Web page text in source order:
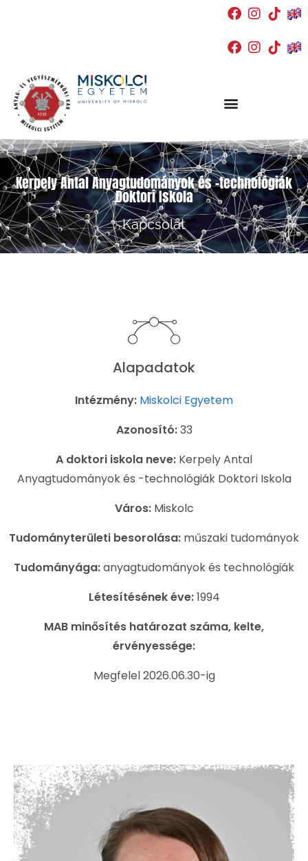
Kerpely Antal Anyagtudományok és -technológiák
Doktori Iskola
Kapcsolat
Alapadatok
Intézmény: Miskolci Egyetem
Azonosító:33
A doktori iskola neve: Kerpely Antal
Anyagtudományok és -technológiák Doktori Iskola
Város:Miskolc
Tudományterületi besorolása: műszaki tudományok
Tudományága:anyagtudományok és technológiák
Létesítésének éve:1994
MAB minősítés határozat száma, kelte,
érvényessége:
Megfelel 2026.06.30-ig